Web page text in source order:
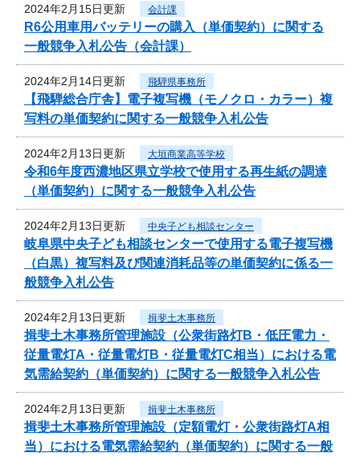
2024年2月15日更新 会計課
R6公用車用バッテリーの購入（単価契約）に関する
一般競争入札公告（会計課）
2024年2月14日更新 飛騨県事務所
【飛騨総合庁舎】電子複写機（モノクロ・カラー）複
写料の単価契約に関する一般競争入札公告
2024年2月13日更新 大垣商業高等学校
令和6年度西濃地区県立学校で使用する再生紙の調達
（単価契約）に関する一般競争入札公告
2024年2月13日更新 中央子ども相談センター
岐阜県中央子ども相談センターで使用する電子複写機
（白黒）複写料及び関連消耗品等の単価契約に係る一
般競争入札公告
2024年2月13日更新 揖斐土木事務所
揖斐土木事務所管理施設（公衆街路灯B・低圧電力・
従量電灯A・従量電灯B・従量電灯C相当）における電
気需給契約（単価契約）に関する一般競争入札公告
2024年2月13日更新 揖斐土木事務所
揖斐土木事務所管理施設（定額電灯・公衆街路灯A相
当）における電気需給契約（単価契約）に関する一般